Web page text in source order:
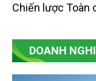
Chiến lược Toàn
và Dược phẩm
DOANH